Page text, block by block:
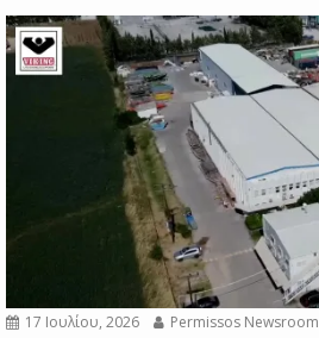
17 Ιουλίου, 2026 Permissos Newsroom